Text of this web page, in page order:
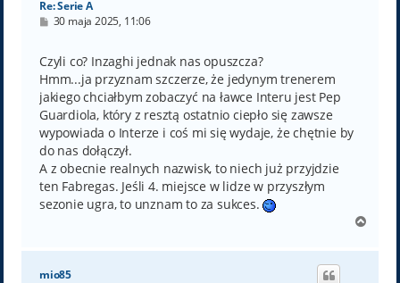
Re: Serie A
P
t
30 maja 2025, 11:06
Czyli co? Inzaghi jednak nas opuszcza?
Hmm...ja przyznam szczerze, że jedynym trenerem
jakiego chciałbym zobaczyć na ławce Interu jest Pep
Guardiola, który z resztą ostatnio ciepło się zawsze
wypowiada o Interze i coś mi się wydaje, że chętnie by
do nas dołączył.
A z obecnie realnych nazwisk, to niech już przyjdzie
ten Fabregas. Jeśli 4. miejsce w lidze w przyszłym
sezonie ugra, to unznam to za sukces.
g
mio85